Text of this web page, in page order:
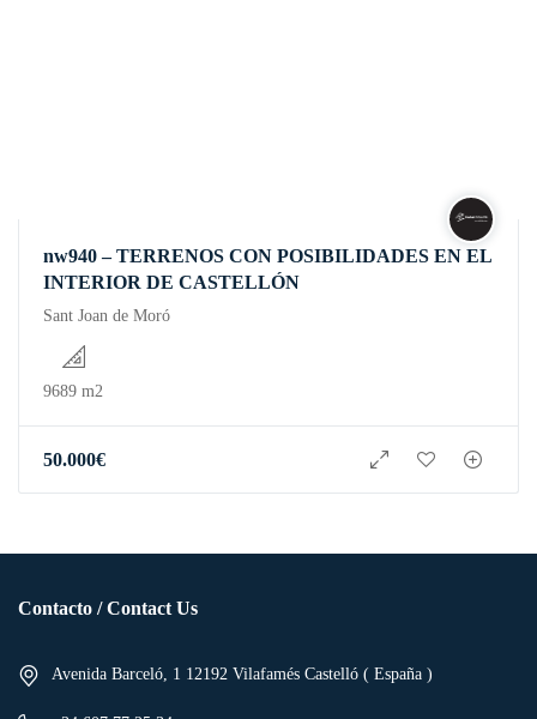
nw940 – TERRENOS CON POSIBILIDADES EN EL
INTERIOR DE CASTELLÓN
Sant Joan de Moró
9689 m2
50.000€
Contacto / Contact Us
Avenida Barceló, 1 12192 Vilafamés Castelló ( España )